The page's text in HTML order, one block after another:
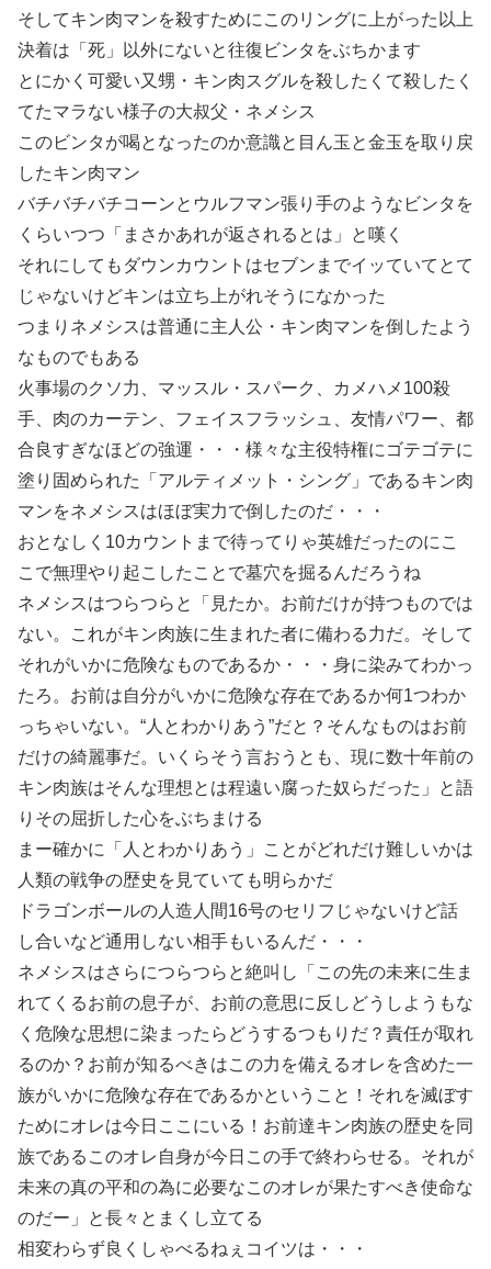
そしてキン肉マンを殺すためにこのリングに上がった以上
決着は「死」以外にないと往復ビンタをぶちかます
とにかく可愛い又甥・キン肉スグルを殺したくて殺したく
てたマラない様子の大叔父・ネメシス
このビンタが喝となったのか意識と目ん玉と金玉を取り戻
したキン肉マン
バチバチバチコーンとウルフマン張り手のようなビンタを
くらいつつ「まさかあれが返されるとは」と嘆く
それにしてもダウンカウントはセブンまでイッていてとて
じゃないけどキンは立ち上がれそうになかった
つまりネメシスは普通に主人公・キン肉マンを倒したよう
なものでもある
火事場のクソ力、マッスル・スパーク、カメハメ100殺
手、肉のカーテン、フェイスフラッシュ、友情パワー、都
合良すぎなほどの強運・・・様々な主役特権にゴテゴテに
塗り固められた「アルティメット・シング」であるキン肉
マンをネメシスはほぼ実力で倒したのだ・・・
おとなしく10カウントまで待ってりゃ英雄だったのにこ
こで無理やり起こしたことで墓穴を掘るんだろうね
ネメシスはつらつらと「見たか。お前だけが持つものでは
ない。これがキン肉族に生まれた者に備わる力だ。そして
それがいかに危険なものであるか・・・身に染みてわかっ
たろ。お前は自分がいかに危険な存在であるか何1つわか
っちゃいない。“人とわかりあう”だと？そんなものはお前
だけの綺麗事だ。いくらそう言おうとも、現に数十年前の
キン肉族はそんな理想とは程遠い腐った奴らだった」と語
りその屈折した心をぶちまける
まー確かに「人とわかりあう」ことがどれだけ難しいかは
人類の戦争の歴史を見ていても明らかだ
ドラゴンボールの人造人間16号のセリフじゃないけど話
し合いなど通用しない相手もいるんだ・・・
ネメシスはさらにつらつらと絶叫し「この先の未来に生ま
れてくるお前の息子が、お前の意思に反しどうしようもな
く危険な思想に染まったらどうするつもりだ？責任が取れ
るのか？お前が知るべきはこの力を備えるオレを含めた一
族がいかに危険な存在であるかということ！それを滅ぼす
ためにオレは今日ここにいる！お前達キン肉族の歴史を同
族であるこのオレ自身が今日この手で終わらせる。それが
未来の真の平和の為に必要なこのオレが果たすべき使命な
のだー」と長々とまくし立てる
相変わらず良くしゃべるねぇコイツは・・・